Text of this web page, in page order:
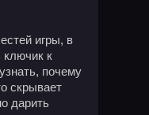
игры, в
ключик к
почему
скрывает
дарить